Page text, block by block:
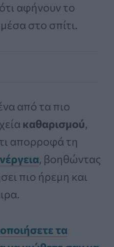
αφήνουν το
στο σπίτι.
από τα πιο
καθαρισμού,
απορροφά τη
, βοηθώντας
πιο ήρεμη και
τα